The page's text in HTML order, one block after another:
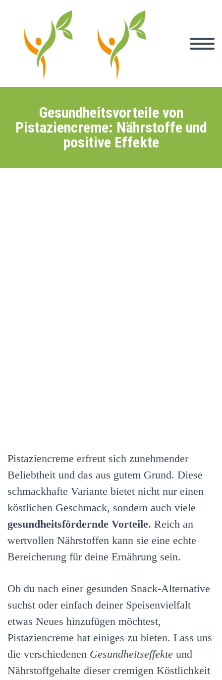
Gesundheitsvorteile von
Pistaziencreme: Nährstoffe und
positive Effekte
Pistaziencreme erfreut sich zunehmender
Beliebtheit und das aus gutem Grund. Diese
schmackhafte Variante bietet nicht nur einen
köstlichen Geschmack, sondern auch viele
gesundheitsfördernde Vorteile. Reich an
wertvollen Nährstoffen kann sie eine echte
Bereicherung für deine Ernährung sein.
Ob du nach einer gesunden Snack-Alternative
suchst oder einfach deiner Speisenvielfalt
etwas Neues hinzufügen möchtest,
Pistaziencreme hat einiges zu bieten. Lass uns
die verschiedenen Gesundheitseffekte und
Nährstoffgehalte dieser cremigen Köstlichkeit